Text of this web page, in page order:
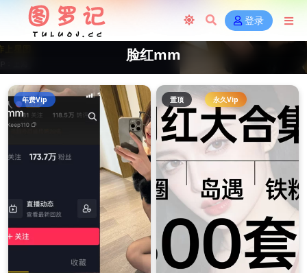
登录
脸红mm
年费Vip 置顶 永久Vip